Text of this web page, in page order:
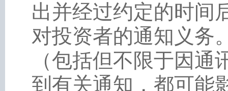
出并经过约定的时间
对投资者的通知义务
（包括但不限于因
到有关通知，都可能